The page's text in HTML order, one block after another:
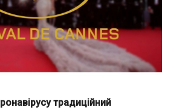
традиційний